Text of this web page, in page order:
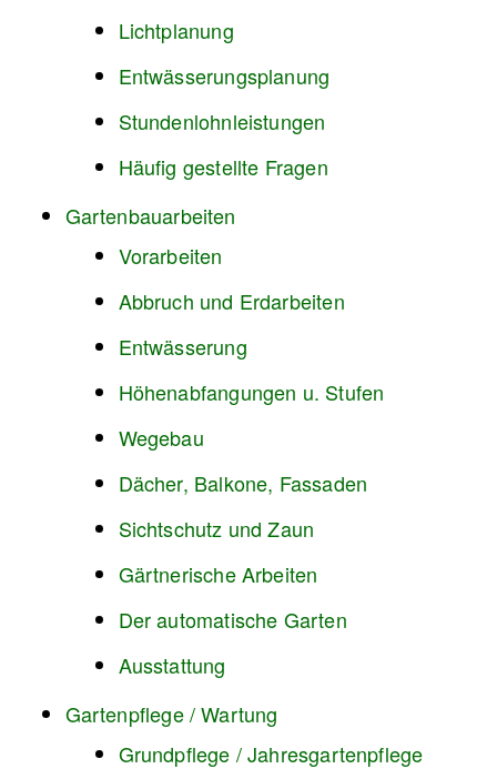
Lichtplanung
Entwässerungsplanung
Stundenlohnleistungen
Häufig gestellte Fragen
Gartenbauarbeiten
Vorarbeiten
Abbruch und Erdarbeiten
Entwässerung
Höhenabfangungen u. Stufen
Wegebau
Dächer, Balkone, Fassaden
Sichtschutz und Zaun
Gärtnerische Arbeiten
Der automatische Garten
Ausstattung
Gartenpflege / Wartung
Grundpflege / Jahresgartenpflege